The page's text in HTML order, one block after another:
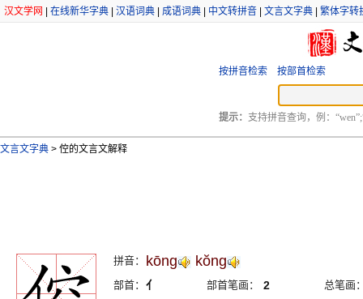
汉文学网 在线新华字典 汉语词典 成语词典 中文转拼音 文言文字典 繁体字转
按拼音检索 按部首检索
提示： 支持拼音查询，例：
文言文字典 > 倥的文言文解释
拼音： kōng kŏng
部首： 亻 部首笔画： 2
总笔画